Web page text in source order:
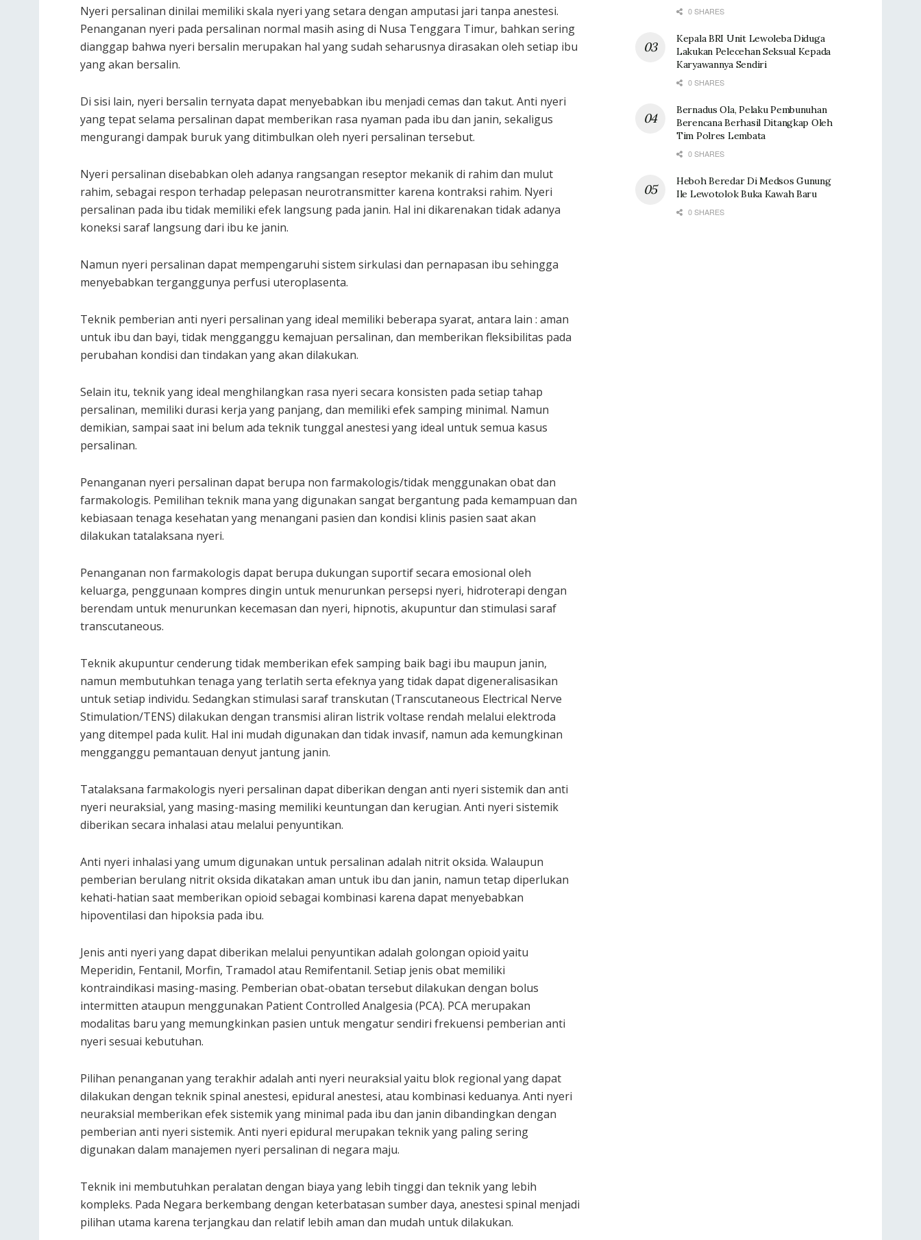
Nyeri persalinan dinilai memiliki skala nyeri yang setara dengan amputasi jari tanpa anestesi.
Penanganan nyeri pada persalinan normal masih asing di Nusa Tenggara Timur, bahkan sering
dianggap bahwa nyeri bersalin merupakan hal yang sudah seharusnya dirasakan oleh setiap ibu
yang akan bersalin.
Di sisi lain, nyeri bersalin ternyata dapat menyebabkan ibu menjadi cemas dan takut. Anti nyeri
yang tepat selama persalinan dapat memberikan rasa nyaman pada ibu dan janin, sekaligus
mengurangi dampak buruk yang ditimbulkan oleh nyeri persalinan tersebut.
Nyeri persalinan disebabkan oleh adanya rangsangan reseptor mekanik di rahim dan mulut
rahim, sebagai respon terhadap pelepasan neurotransmitter karena kontraksi rahim. Nyeri
persalinan pada ibu tidak memiliki efek langsung pada janin. Hal ini dikarenakan tidak adanya
koneksi saraf langsung dari ibu ke janin.
Namun nyeri persalinan dapat mempengaruhi sistem sirkulasi dan pernapasan ibu sehingga
menyebabkan terganggunya perfusi uteroplasenta.
Teknik pemberian anti nyeri persalinan yang ideal memiliki beberapa syarat, antara lain : aman
untuk ibu dan bayi, tidak mengganggu kemajuan persalinan, dan memberikan fleksibilitas pada
perubahan kondisi dan tindakan yang akan dilakukan.
Selain itu, teknik yang ideal menghilangkan rasa nyeri secara konsisten pada setiap tahap
persalinan, memiliki durasi kerja yang panjang, dan memiliki efek samping minimal. Namun
demikian, sampai saat ini belum ada teknik tunggal anestesi yang ideal untuk semua kasus
persalinan.
Penanganan nyeri persalinan dapat berupa non farmakologis/tidak menggunakan obat dan
farmakologis. Pemilihan teknik mana yang digunakan sangat bergantung pada kemampuan dan
kebiasaan tenaga kesehatan yang menangani pasien dan kondisi klinis pasien saat akan
dilakukan tatalaksana nyeri.
Penanganan non farmakologis dapat berupa dukungan suportif secara emosional oleh
keluarga, penggunaan kompres dingin untuk menurunkan persepsi nyeri, hidroterapi dengan
berendam untuk menurunkan kecemasan dan nyeri, hipnotis, akupuntur dan stimulasi saraf
transcutaneous.
Teknik akupuntur cenderung tidak memberikan efek samping baik bagi ibu maupun janin,
namun membutuhkan tenaga yang terlatih serta efeknya yang tidak dapat digeneralisasikan
untuk setiap individu. Sedangkan stimulasi saraf transkutan (Transcutaneous Electrical Nerve
Stimulation/TENS) dilakukan dengan transmisi aliran listrik voltase rendah melalui elektroda
yang ditempel pada kulit. Hal ini mudah digunakan dan tidak invasif, namun ada kemungkinan
mengganggu pemantauan denyut jantung janin.
Tatalaksana farmakologis nyeri persalinan dapat diberikan dengan anti nyeri sistemik dan anti
nyeri neuraksial, yang masing-masing memiliki keuntungan dan kerugian. Anti nyeri sistemik
diberikan secara inhalasi atau melalui penyuntikan.
Anti nyeri inhalasi yang umum digunakan untuk persalinan adalah nitrit oksida. Walaupun
pemberian berulang nitrit oksida dikatakan aman untuk ibu dan janin, namun tetap diperlukan
kehati-hatian saat memberikan opioid sebagai kombinasi karena dapat menyebabkan
hipoventilasi dan hipoksia pada ibu.
Jenis anti nyeri yang dapat diberikan melalui penyuntikan adalah golongan opioid yaitu
Meperidin, Fentanil, Morfin, Tramadol atau Remifentanil. Setiap jenis obat memiliki
kontraindikasi masing-masing. Pemberian obat-obatan tersebut dilakukan dengan bolus
intermitten ataupun menggunakan Patient Controlled Analgesia (PCA). PCA merupakan
modalitas baru yang memungkinkan pasien untuk mengatur sendiri frekuensi pemberian anti
nyeri sesuai kebutuhan.
Pilihan penanganan yang terakhir adalah anti nyeri neuraksial yaitu blok regional yang dapat
dilakukan dengan teknik spinal anestesi, epidural anestesi, atau kombinasi keduanya. Anti nyeri
neuraksial memberikan efek sistemik yang minimal pada ibu dan janin dibandingkan dengan
pemberian anti nyeri sistemik. Anti nyeri epidural merupakan teknik yang paling sering
digunakan dalam manajemen nyeri persalinan di negara maju.
Teknik ini membutuhkan peralatan dengan biaya yang lebih tinggi dan teknik yang lebih
kompleks. Pada Negara berkembang dengan keterbatasan sumber daya, anestesi spinal menjadi
pilihan utama karena terjangkau dan relatif lebih aman dan mudah untuk dilakukan.
0 SHARES
Kepala BRI Unit Lewoleba Diduga
Lakukan Pelecehan Seksual Kepada
Karyawannya Sendiri
0 SHARES
Bernadus Ola, Pelaku Pembunuhan
Berencana Berhasil Ditangkap Oleh
Tim Polres Lembata
0 SHARES
Heboh Beredar Di Medsos Gunung
Ile Lewotolok Buka Kawah Baru
0 SHARES